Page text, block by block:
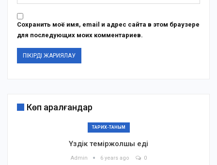
Сохранить моё имя, email и адрес сайта в этом браузере
для последующих моих комментариев.
Көп қаралғандар
ТАРИХ-ТАНЫМ
Үздік теміржолшы еді
Admin 6 years ago 0